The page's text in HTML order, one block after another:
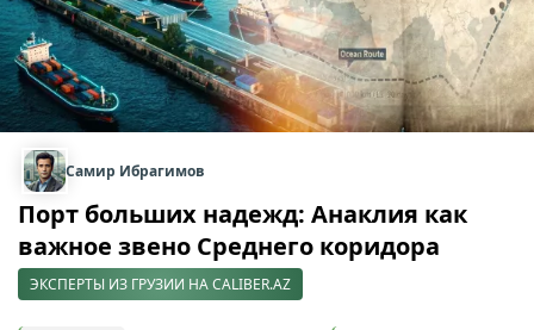
Самир Ибрагимов
Порт больших надежд: Анаклия как
важное звено Среднего коридора
ЭКСПЕРТЫ ИЗ ГРУЗИИ НА CALIBER.AZ